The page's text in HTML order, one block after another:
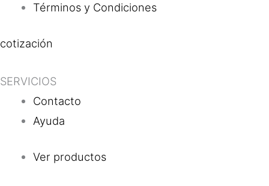
Términos y Condiciones
cotización
SERVICIOS
Contacto
Ayuda
Ver productos